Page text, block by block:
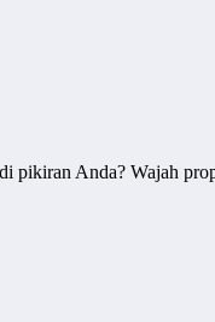
pikiran Anda? Wajah